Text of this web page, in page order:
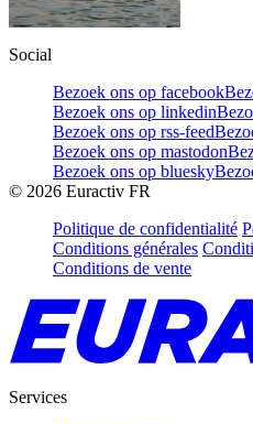
Social
Bezoek ons op facebook
Bezoek ons op linkedin
Bezoek ons op rss-feed
Bezoek ons op mastodon
Bezoek ons op bluesky
© 2026 Euractiv FR
Politique de confidentialité
Conditions générales
Conditions de vente
Services